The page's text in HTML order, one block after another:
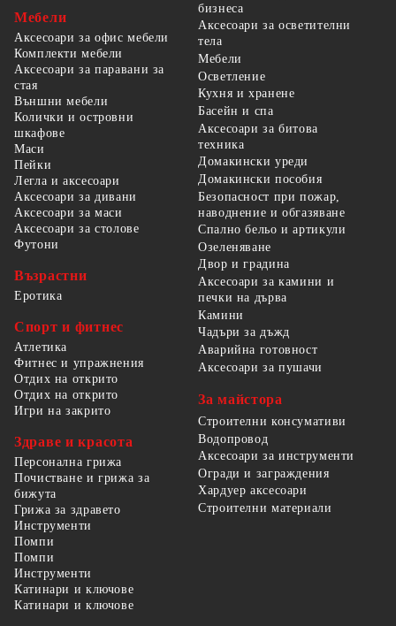
Мебели
Аксесоари за офис мебели
Комплекти мебели
Аксесоари за паравани за
стая
Външни мебели
Колички и островни
шкафове
Маси
Пейки
Легла и аксесоари
Аксесоари за дивани
Аксесоари за маси
Аксесоари за столове
Футони
Възрастни
Еротика
Спорт и фитнес
Атлетика
Фитнес и упражнения
Отдих на открито
Отдих на открито
Игри на закрито
Здраве и красота
Персонална грижа
Почистване и грижа за
бижута
Грижа за здравето
бизнеса
Аксесоари за осветителни
тела
Мебели
Осветление
Кухня и хранене
Басейн и спа
Аксесоари за битова
техника
Домакински уреди
Домакински пособия
Безопасност при пожар,
наводнение и обгазяване
Спално бельо и артикули
Озеленяване
Двор и градина
Аксесоари за камини и
печки на дърва
Камини
Чадъри за дъжд
Аварийна готовност
Аксесоари за пушачи
За майстора
Строителни консумативи
Водопровод
Аксесоари за инструменти
Огради и заграждения
Хардуер аксесоари
Строителни материали
Инструменти
Помпи
Помпи
Инструменти
Катинари и ключове
Катинари и ключове